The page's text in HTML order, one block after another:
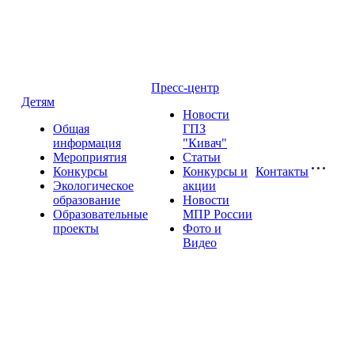
Детям
Общая
информация
Мероприятия
Конкурсы
Экологическое
образование
Образовательные
проекты
Пресс-центр
Новости
ГПЗ
"Кивач"
Статьи
Конкурсы и
акции
Новости
МПР России
Фото и
Видео
Контакты